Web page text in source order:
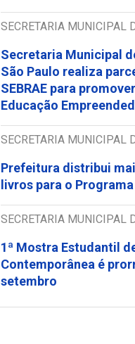
SECRETARIA MUNICIPAL
Secretaria Municipal
São Paulo realiza
SEBRAE para
Educação
SECRETARIA MUNICIPAL
Prefeitura distribui
livros para o
SECRETARIA MUNICIPAL
1ª Mostra Estudantil
Contemporânea é
setembro